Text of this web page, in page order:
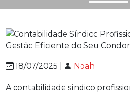
18/07/2025 | Noah
A contabilidade síndico